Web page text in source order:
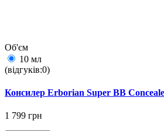
Об'єм
10 мл
(відгуків:0)
Консилер Erborian Super BB
1 799 грн